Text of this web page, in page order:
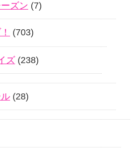
ズン (7)
(703)
ズ (238)
(28)